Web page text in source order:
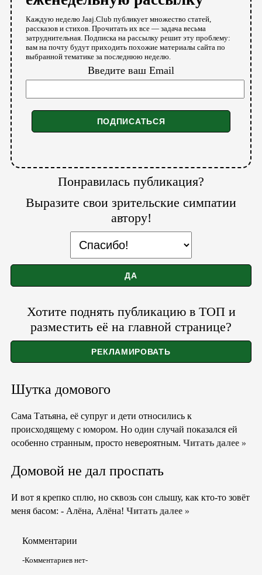
Каждую неделю Jaaj.Club публикует множество статей,
рассказов и стихов. Прочитать их все — задача весьма
затруднительная. Подписка на рассылку решит эту проблему:
вам на почту будут приходить похожие материалы сайта по
выбранной тематике за последнюю неделю.
Введите ваш Email
Понравилась публикация?
Выразите свои зрительские симпатии
автору!
Хотите поднять публикацию в ТОП и
разместить её на главной странице?
Шутка домового
Сама Татьяна, её супруг и дети относились к
происходящему с юмором. Но один случай показался ей
особенно странным, просто невероятным. Читать далее »
Домовой не дал проспать
И вот я крепко сплю, но сквозь сон слышу, как кто-то зовёт
меня басом: - Алёна, Алёна! Читать далее »
Комментарии
-Комментариев нет-